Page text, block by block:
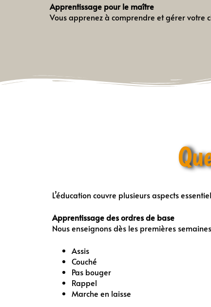
Apprentissage pour le maître
Vous apprenez à comprendre et gérer votre
L’éducation couvre plusieurs aspects
Apprentissage des ordres de base
Nous enseignons dès les premières
Assis
Couché
Pas bouger
Rappel
Marche en laisse